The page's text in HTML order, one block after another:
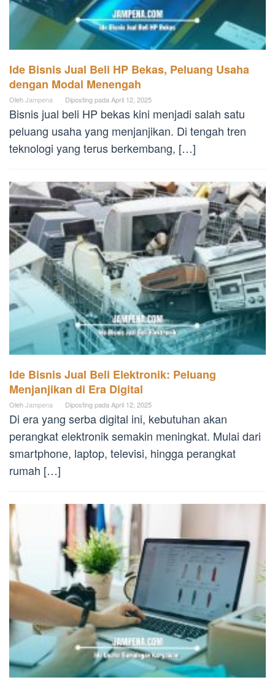
Ide Bisnis Jual Beli HP Bekas, Peluang Usaha
dengan Modal Menengah
OlehJampena Diposting padaApril 12, 2025
Bisnis jual beli HP bekas kini menjadi salah satu
peluang usaha yang menjanjikan. Di tengah tren
teknologi yang terus berkembang, […]
Ide Bisnis Jual Beli Elektronik: Peluang
Menjanjikan di Era Digital
OlehJampena Diposting padaApril 12, 2025
Di era yang serba digital ini, kebutuhan akan
perangkat elektronik semakin meningkat. Mulai dari
smartphone, laptop, televisi, hingga perangkat
rumah […]